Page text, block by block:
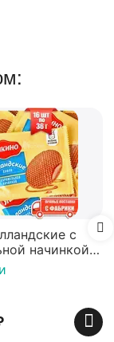
с
начинкой
г ТМ Яшкино